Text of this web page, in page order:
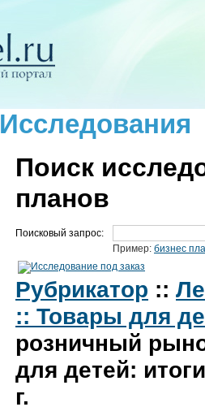
Исследования
Поиск
планов
Поисковый запрос:
Пример: бизнес
Рубрикатор ::
:: Товары для
розничный
для детей:
г.